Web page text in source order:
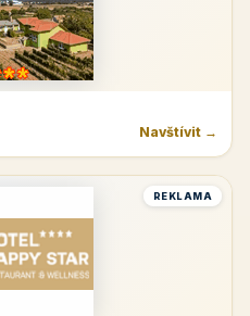
Navštívit →
REKLAMA